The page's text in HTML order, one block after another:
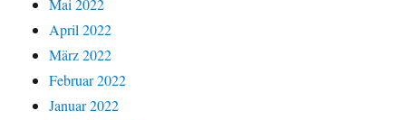
Mai 2022
April 2022
März 2022
Februar 2022
Januar 2022